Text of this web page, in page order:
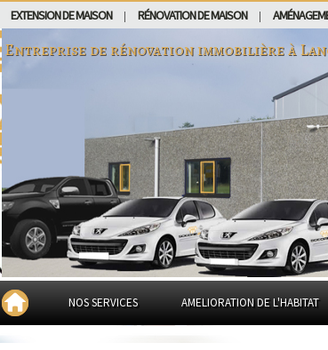
EXTENSION DE MAISON RÉNOVATION DE MAISON
Entreprise de rénovation immobilière à
NOS SERVICES AMELIORATION DE L'HABITAT